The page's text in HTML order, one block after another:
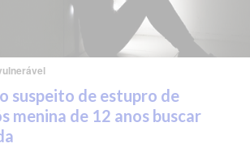
suspeito de estupro de
menina de 12 anos buscar